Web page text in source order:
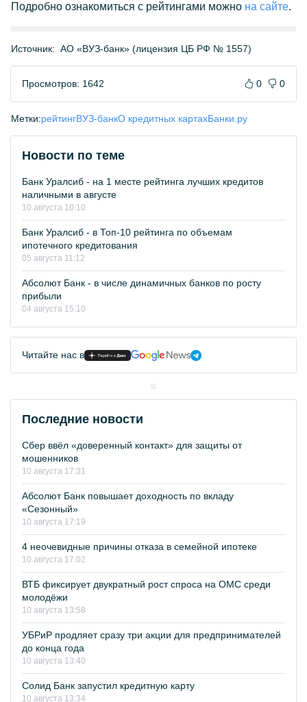
Подробно ознакомиться с рейтингами можно на сайте.
Источник: АО «ВУЗ-банк» (лицензия ЦБ РФ № 1557)
Просмотров: 1642 0 0
Метки:рейтингВУЗ-банкО кредитных картахБанки.ру
Новости по теме
Банк Уралсиб - на 1 месте рейтинга лучших кредитов
наличными в августе
10 августа 10:10
Банк Уралсиб - в Топ-10 рейтинга по объемам
ипотечного кредитования
05 августа 11:12
Абсолют Банк - в числе динамичных банков по росту
прибыли
04 августа 15:10
Читайте нас в
Последние новости
Сбер ввёл «доверенный контакт» для защиты от
мошенников
10 августа 17:31
Абсолют Банк повышает доходность по вкладу
«Сезонный»
10 августа 17:19
4 неочевидные причины отказа в семейной ипотеке
10 августа 17:02
ВТБ фиксирует двукратный рост спроса на ОМС среди
молодёжи
10 августа 13:58
УБРиР продляет сразу три акции для предпринимателей
до конца года
10 августа 13:40
Солид Банк запустил кредитную карту
10 августа 13:34